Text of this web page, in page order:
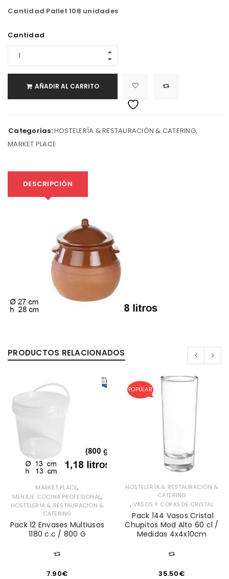
Cantidad Pallet 108 unidades
Cantidad
AÑADIR AL CARRITO
Categorías:HOSTELERÍA & RESTAURACIÓN & CATERING,
MARKET PLACE
DESCRIPCIÓN
PRODUCTOS RELACIONADOS
MARKET PLACE,
MENAJE COCINA PROFESIONAL,
HOSTELERÍA & RESTAURACIÓN &
CATERING
Pack 12 Envases Multiusos
1180 c.c / 800 G
7.90€
POPULAR
HOSTELERÍA & RESTAURACIÓN &
CATERING
, VASOS Y COPAS DE CRISTAL
Pack 144 Vasos Cristal
Chupitos Mod Alto 60 cl /
Medidas 4x4x10cm
35.50€